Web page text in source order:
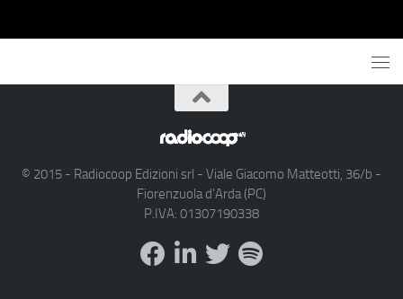
© 2015 - Radiocoop Edizioni srl - Viale Giacomo Matteotti, 36/b -
Fiorenzuola d'Arda (PC)
P.IVA: 01307190338